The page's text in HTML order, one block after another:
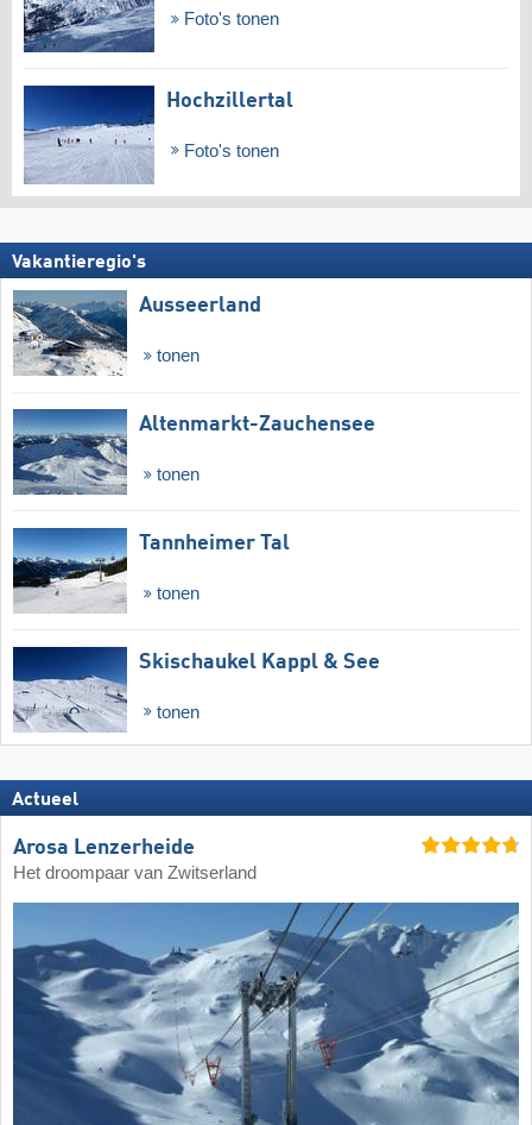
Foto's tonen
Hochzillertal
Foto's tonen
Vakantieregio's
Ausseerland
tonen
Altenmarkt-Zauchensee
tonen
Tannheimer Tal
tonen
Skischaukel Kappl & See
tonen
Actueel
Arosa Lenzerheide
Het droompaar van Zwitserland